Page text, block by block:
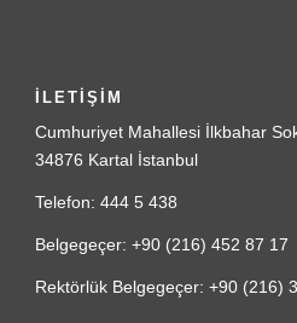
İLETİŞİM
Cumhuriyet Mahallesi İlkbahar
34876 Kartal İstanbul
Telefon: 444 5 438
Belgegeçer: +90 (216) 452 87 17
Rektörlük Belgegeçer: +90 (216)